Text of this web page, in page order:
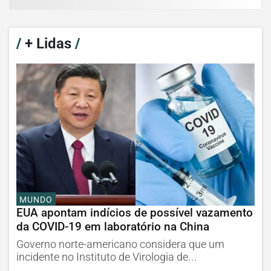
/+ Lidas /
MUNDO
EUA apontam indícios de possível vazamento
da COVID-19 em laboratório na China
Governo norte-americano considera que um
incidente no Instituto de Virologia de...